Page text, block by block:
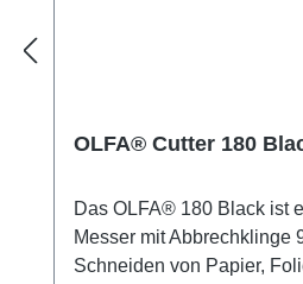
OLFA® Cutter 180
Das OLFA® 180 Black ist
Messer mit Abbrechklinge
Schneiden von Papier,